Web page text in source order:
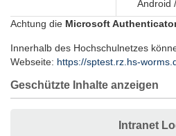
Android
Achtung die Microsoft
Innerhalb des Hochschulnetzes
Webseite: https://sptest.rz.hs-
Geschützte Inhalte anzeigen
Intranet